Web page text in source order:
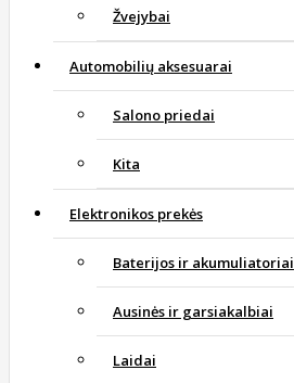
Žvejybai
Automobilių aksesuarai
Salono priedai
Kita
Elektronikos prekės
Baterijos ir akumuliatoriai
Ausinės ir garsiakalbiai
Laidai